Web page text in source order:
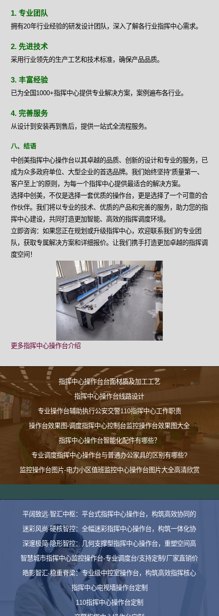
1. 专业团队
拥有20年行业经验的研发设计团队，深入了解各行业指挥中心需求。
2. 先进技术
采用行业领先的生产工艺和技术标准，确保产品品质。
3. 丰富经验
已为全国1000+指挥中心提供专业解决方案，案例遍布各行业。
4. 完善服务
从设计到安装再到售后，提供一站式全流程服务。
八、结语
中创美指挥中心操作台以其卓越的品质、创新的设计和专业的服务，已
成为众多政府单位、大型企业的首选品牌。我们始终坚持“质量第一、
客户至上”的原则，为每一个指挥中心提供最适合的解决方案。
选择中创美，不仅是选择一套优质的操作台，更是选择了一个可靠的合
作伙伴。我们将以专业的技术、优质的产品和完善的服务，助力您的指
挥中心建设，共同打造更加智能、高效的指挥调度环境。
立即咨询：如果您正在规划或升级指挥中心，欢迎联系我们的专业团
队，获取专属解决方案和详细报价。让我们携手打造更加卓越的指挥调
度空间！
更多指挥中心操作台介绍
指挥中心操作台台面材质及加工工艺
指挥中心操作台线路设计
专业操作台辅助执行公安交警110指挥中心工作职责
操作台效果图-调度指挥中心控制台监控操作台效果图大全
指挥中心操作台智能化配件有哪些？
专业调度指挥中心操作台与普通办公家具的区别有哪些?
监控操作台图片-电力小区值班监控中心操作台图片大全高清欣赏
平阔致远·智汇中枢：平台式指挥中心操作台，构筑高效协同的
迷彩风尚·硬核智控：全幅迷彩指挥中心操作台，构筑一体化协
深邃极简·隐形智控：几何支撑型指挥中心操作台，重塑空间高
智慧城市指挥中心监控操作台-专业调度台/支持定制/厂家直销价
皓影智汇·稳重脊梁：专业级中控室操作台，构筑高效指挥核心
指挥中心电视墙操作台定制
110指挥中心操作台定制